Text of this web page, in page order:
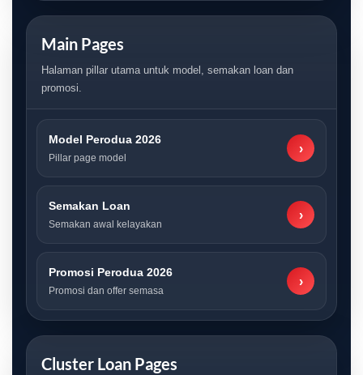
Main Pages
Halaman pillar utama untuk model, semakan loan dan
promosi.
Model Perodua 2026
Pillar page model
›
Semakan Loan
Semakan awal kelayakan
›
Promosi Perodua 2026
Promosi dan offer semasa
›
Cluster Loan Pages